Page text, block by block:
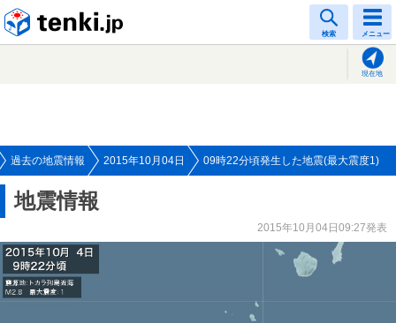
検索 メニュー
現在地
過去の地震情報 2015年10月04日 09時22分頃発生した地震(最大震度1)
地震情報
2015年10月04日09:27発表